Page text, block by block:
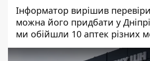
Інформатор вирішив
можна його придбати у
ми обійшли 10 аптек різних